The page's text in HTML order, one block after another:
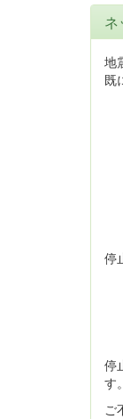
ネ
地
既
停
停
す。
ご